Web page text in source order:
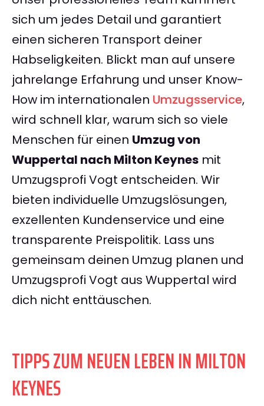
sich um jedes Detail und garantiert
einen sicheren Transport deiner
Habseligkeiten. Blickt man auf unsere
jahrelange Erfahrung und unser Know-
How im internationalen Umzugsservice,
wird schnell klar, warum sich so viele
Menschen für einen Umzug von
Wuppertal nach Milton Keynes mit
Umzugsprofi Vogt entscheiden. Wir
bieten individuelle Umzugslösungen,
exzellenten Kundenservice und eine
transparente Preispolitik. Lass uns
gemeinsam deinen Umzug planen und
Umzugsprofi Vogt aus Wuppertal wird
dich nicht enttäuschen.
TIPPS ZUM NEUEN LEBEN IN MILTON
KEYNES